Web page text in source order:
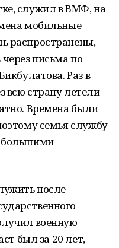
служил в ВМФ, на
мобильные
распространены,
письма по
Раз в
всю страну летели
Времена были
семья службу
большими
после
военную
был за 20 лет,